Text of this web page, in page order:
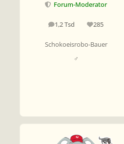
Forum-Moderator
1,2 Tsd
Beiträge 285
Reputation
Schokoeisrobo-Bauer
♂